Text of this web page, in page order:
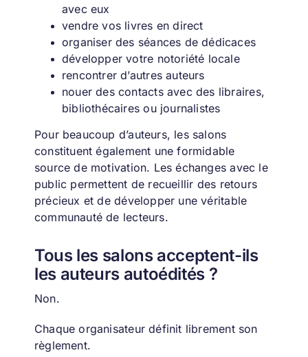
avec eux
vendre vos livres en direct
organiser des séances de dédicaces
développer votre notoriété locale
rencontrer d’autres auteurs
nouer des contacts avec des libraires,
bibliothécaires ou journalistes
Pour beaucoup d’auteurs, les salons
constituent également une formidable
source de motivation. Les échanges avec le
public permettent de recueillir des retours
précieux et de développer une véritable
communauté de lecteurs.
Tous les salons acceptent-ils
les auteurs autoédités ?
Non.
Chaque organisateur définit librement son
règlement.